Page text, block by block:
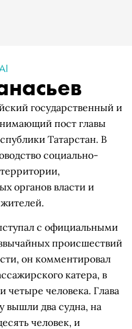
государственный и
пост главы
Татарстан. В
социально-
органов власти и
с официальными
происшествий
он комментировал
катера, в
четыре человека. Глава
вышли два судна, на
человек, и